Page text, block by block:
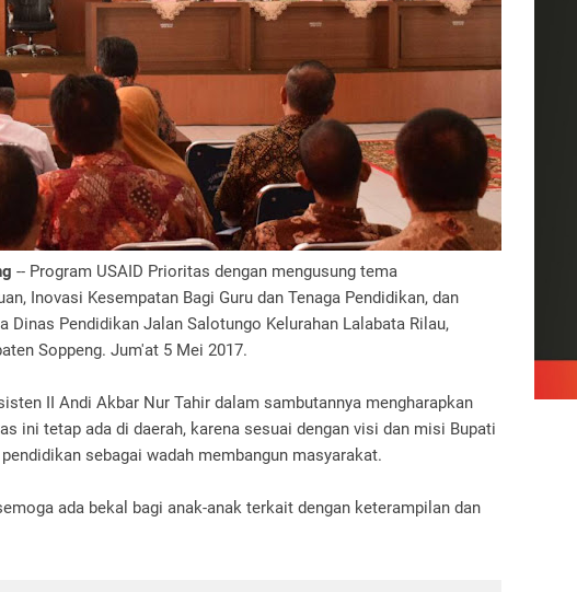
-- Program USAID Prioritas dengan mengusung tema
Inovasi Kesempatan Bagi Guru dan Tenaga Pendidikan, dan
Dinas Pendidikan Jalan Salotungo Kelurahan Lalabata Rilau,
Soppeng. Jum'at 5 Mei 2017.
II Andi Akbar Nur Tahir dalam sambutannya mengharapkan
ini tetap ada di daerah, karena sesuai dengan visi dan misi Bupati
sebagai wadah membangun masyarakat.
ada bekal bagi anak-anak terkait dengan keterampilan dan